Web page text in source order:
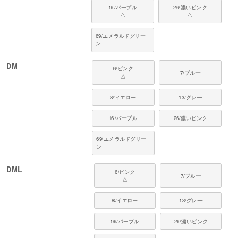
16/パープル
△
26/濃いピンク
△
69/エメラルドグリー
ン
DM
6/ピンク
△
7/ブルー
8/イエロー 13/グレー
16/パープル 26/濃いピンク
69/エメラルドグリー
ン
DML
6/ピンク
△
7/ブルー
8/イエロー 13/グレー
16/パープル 26/濃いピンク